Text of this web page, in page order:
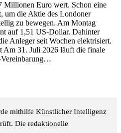
Millionen Euro wert. Schon eine
um die Aktie des Londoner
zu bewegen. Am Montag
auf 1,51 US-Dollar. Dahinter
Anleger seit Wochen elektrisiert.
Am 31. Juli 2026 läuft die finale
Vereinbarung…
mithilfe Künstlicher Intelligenz
Die redaktionelle